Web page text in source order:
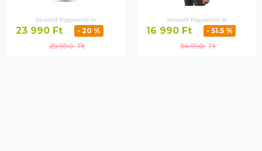
Javasolt fogyasztói ár
23 990 Ft
- 20 %
29 990 Ft
Javasolt fogyasztói ár
16 990 Ft
- 51.5 %
34 990 Ft